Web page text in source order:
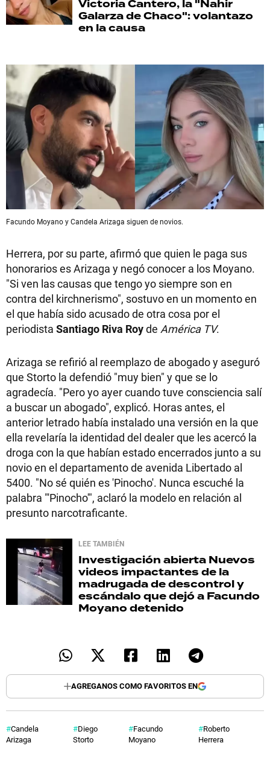
Victoria Cantero, la "Nahir
Galarza de Chaco": volantazo
en la causa
Facundo Moyano y Candela Arizaga siguen de novios.
Herrera, por su parte, afirmó que quien le paga sus
honorarios es Arizaga y negó conocer a los Moyano.
"Si ven las causas que tengo yo siempre son en
contra del kirchnerismo", sostuvo en un momento en
el que había sido acusado de otra cosa por el
periodista Santiago Riva Royde América TV.
Arizaga se refirió al reemplazo de abogado y aseguró
que Storto la defendió "muy bien" y que se lo
agradecía. "Pero yo ayer cuando tuve consciencia salí
a buscar un abogado", explicó. Horas antes, el
anterior letrado había instalado una versión en la que
ella revelaría la identidad del dealer que les acercó la
droga con la que habían estado encerrados junto a su
novio en el departamento de avenida Libertado al
5400. "No sé quién es 'Pinocho'. Nunca escuché la
palabra "'Pinocho'", aclaró la modelo en relación al
presunto narcotraficante.
LEE TAMBIÉN
Investigación abierta Nuevos
videos impactantes de la
madrugada de descontrol y
escándalo que dejó a Facundo
Moyano detenido
AGREGANOS COMO FAVORITOS EN
Candela
Arizaga
Diego
Storto
Facundo
Moyano
Roberto
Herrera